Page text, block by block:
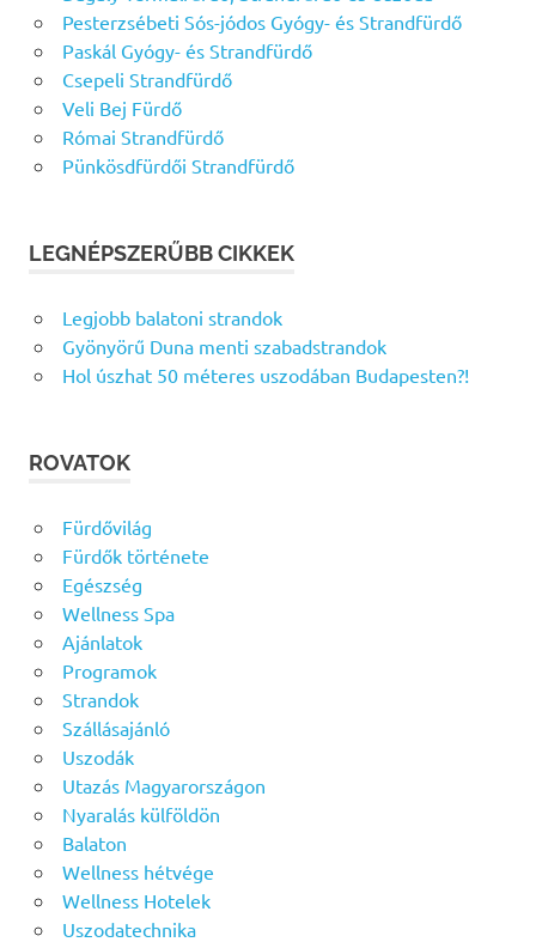
Pesterzsébeti Sós-jódos Gyógy- és Strandfürdő
Paskál Gyógy- és Strandfürdő
Csepeli Strandfürdő
Veli Bej Fürdő
Római Strandfürdő
Pünkösdfürdői Strandfürdő
LEGNÉPSZERŰBB CIKKEK
Legjobb balatoni strandok
Gyönyörű Duna menti szabadstrandok
Hol úszhat 50 méteres uszodában Budapesten?!
ROVATOK
Fürdővilág
Fürdők története
Egészség
Wellness Spa
Ajánlatok
Programok
Strandok
Szállásajánló
Uszodák
Utazás Magyarországon
Nyaralás külföldön
Balaton
Wellness hétvége
Wellness Hotelek
Uszodatechnika